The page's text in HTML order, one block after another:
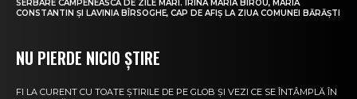
SERBARE CÂMPENEASCĂ DE ZILE MARI. IRINA MARIA BIROU, MARIA
CONSTANTIN ȘI LAVINIA BÎRSOGHE, CAP DE AFIȘ LA ZIUA COMUNEI BĂRĂȘTI
NU PIERDE NICIO ȘTIRE
FI LA CURENT CU TOATE ȘTIRILE DE PE GLOB ȘI VEZI CE SE ÎNTÂMPLĂ ÎN